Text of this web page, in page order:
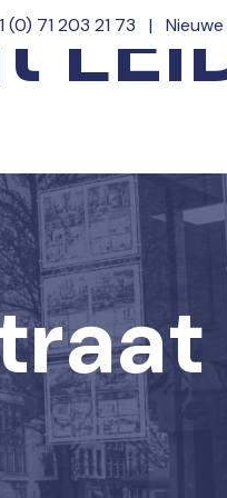
(0) 71 203 21 73 | Nieuwe